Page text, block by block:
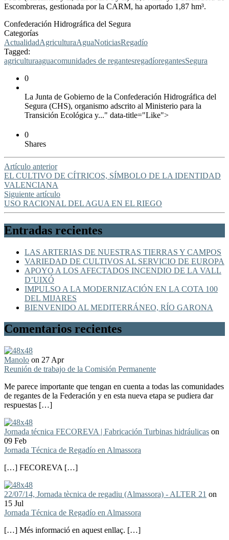
Escombreras, gestionada por la CARM, ha aportado 1,87 hm³.
Confederación Hidrográfica del Segura
Categorías
ActualidadAgriculturaAguaNoticiasRegadío
Tagged:
agriculturaaguacomunidades de regantesregadíoregantesSegura
0
La Junta de Gobierno de la Confederación Hidrográfica del
Segura (CHS), organismo adscrito al Ministerio para la
Transición Ecológica y..." data-title="Like">
0
Shares
Artículo anterior
EL CULTIVO DE CÍTRICOS, SÍMBOLO DE LA IDENTIDAD
VALENCIANA
Siguiente artículo
USO RACIONAL DEL AGUA EN EL RIEGO
Entradas recientes
LAS ARTERIAS DE NUESTRAS TIERRAS Y CAMPOS
VARIEDAD DE CULTIVOS AL SERVICIO DE EUROPA
APOYO A LOS AFECTADOS INCENDIO DE LA VALL
D’UIXÓ
IMPULSO A LA MODERNIZACIÓN EN LA COTA 100
DEL MIJARES
BIENVENIDO AL MEDITERRÁNEO, RÍO GARONA
Comentarios recientes
Manolo on 27 Apr
Reunión de trabajo de la Comisión Permanente
Me parece importante que tengan en cuenta a todas las comunidades
de regantes de la Federación y en esta nueva etapa se pudiera dar
respuestas […]
Jornada técnica FECOREVA | Fabricación Turbinas hidráulicas on
09 Feb
Jornada Técnica de Regadío en Almassora
[…] FECOREVA […]
22/07/14, Jornada tècnica de regadiu (Almassora) - ALTER 21 on
15 Jul
Jornada Técnica de Regadío en Almassora
[…] Més informació en aquest enllaç. […]